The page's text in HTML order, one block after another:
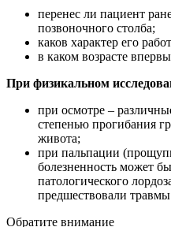
перенес ли пациент
позвоночного столба;
каков характер его
в каком возрасте
При физикальном
при осмотре –
степенью прогибания
живота;
при пальпации
болезненность может
патологического
предшествовали
Обратите внимание